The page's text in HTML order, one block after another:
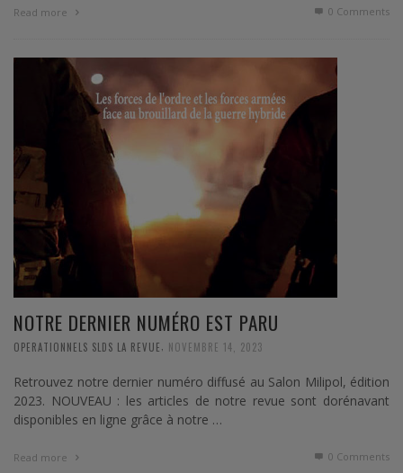
Read more 0 Comments
NOTRE DERNIER NUMÉRO EST PARU
OPERATIONNELS SLDS LA REVUE NOVEMBRE 14, 2023
Retrouvez notre dernier numéro diffusé au Salon Milipol, édition
2023. NOUVEAU : les articles de notre revue sont dorénavant
disponibles en ligne grâce à notre …
Read more 0 Comments